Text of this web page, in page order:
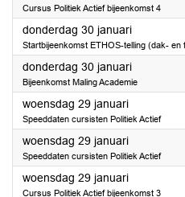
Cursus Politiek Actief bijeenkomst 4
donderdag 30 januari2025
Startbijeenkomst ETHOS-telling (dak- en
donderdag 30 januari2025
Bijeenkomst Maling Academie
woensdag 29 januari2025
Speeddaten cursisten Politiek Actief
woensdag 29 januari2025
Speeddaten cursisten Politiek Actief
woensdag 29 januari2025
Cursus Politiek Actief bijeenkomst 3